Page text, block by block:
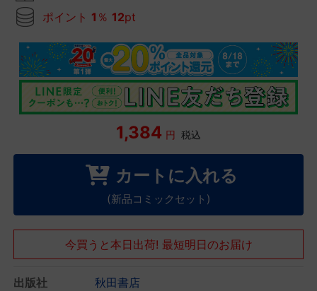
ポイント 1 ％ 12pt
1,384 円 税込
カートに入れる
(新品コミックセット)
今買うと本日出荷! 最短明日のお届け
出版社 秋田書店